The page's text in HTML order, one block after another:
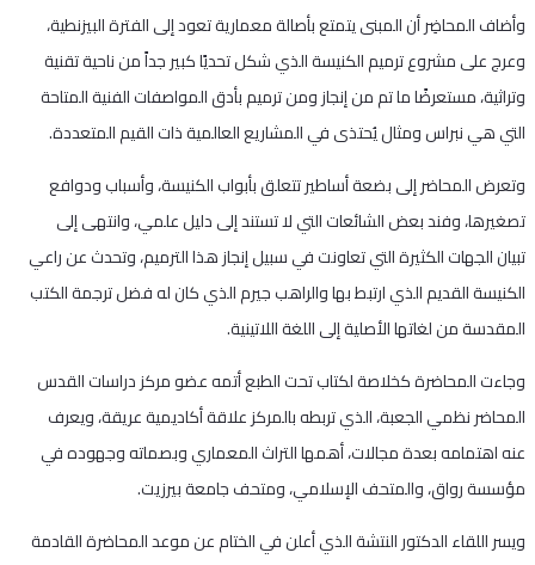
وأضاف المحاضِر أن المبنى يتمتع بأصالة معمارية تعود إلى الفترة البيزنطية،
وعرج على مشروع ترميم الكنيسة الذي شكل تحديًا كبير جداً من ناحية تقنية
وتراثية، مستعرضًا ما تم من إنجاز ومن ترميم بأدق المواصفات الفنية المتاحة
التي هي نبراس ومثال يُحتذى في المشاريع العالمية ذات القيم المتعددة.
وتعرض المحاضر إلى بضعة أساطير تتعلق بأبواب الكنيسة، وأسباب ودوافع
تصغيرها، وفند بعض الشائعات التي لا تستند إلى دليل علمي، وانتهى إلى
تبيان الجهات الكثيرة التي تعاونت في سبيل إنجاز هذا الترميم، وتحدث عن راعي
الكنيسة القديم الذي ارتبط بها والراهب جيرم الذي كان له فضل ترجمة الكتب
المقدسة من لغاتها الأصلية إلى اللغة اللاتينية.
وجاءت المحاضرة كخلاصة لكتاب تحت الطبع أتمه عضو مركز دراسات القدس
المحاضر نظمي الجعبة، الذي تربطه بالمركز علاقة أكاديمية عريقة، ويعرف
عنه اهتمامه بعدة مجالات، أهمها التراث المعماري وبصماته وجهوده في
مؤسسة رواق، والمتحف الإسلامي، ومتحف جامعة بيرزيت.
ويسر اللقاء الدكتور النتشة الذي أعلن في الختام عن موعد المحاضرة القادمة